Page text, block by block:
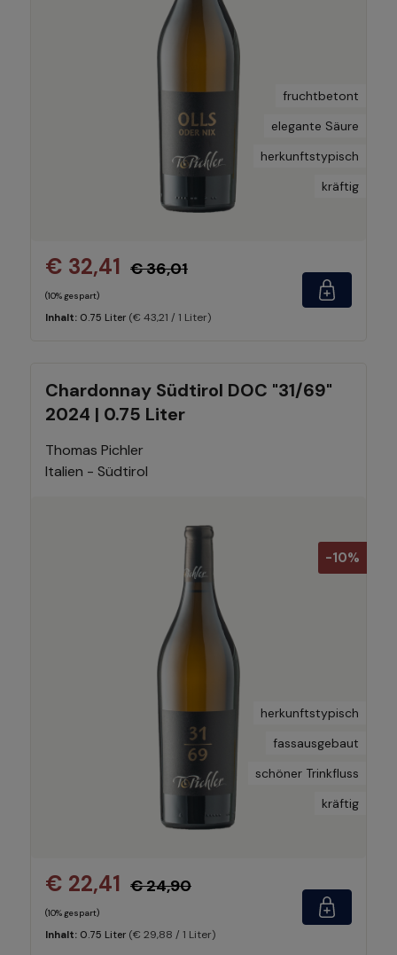
fruchtbetont
elegante Säure
herkunftstypisch
kräftig
€ 32,41 € 36,01
(10% gespart)
Inhalt: 0.75 Liter (€ 43,21 / 1 Liter)
Chardonnay Südtirol DOC "31/69"
2024 | 0.75 Liter
Thomas Pichler
Italien - Südtirol
-10%
herkunftstypisch
fassausgebaut
schöner Trinkfluss
kräftig
€ 22,41 € 24,90
(10% gespart)
Inhalt: 0.75 Liter (€ 29,88 / 1 Liter)